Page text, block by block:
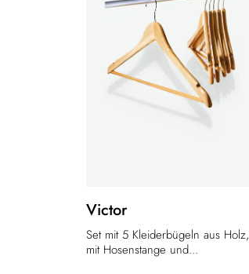
Victor
Set mit 5 Kleiderbügeln aus Holz,
mit Hosenstange und...